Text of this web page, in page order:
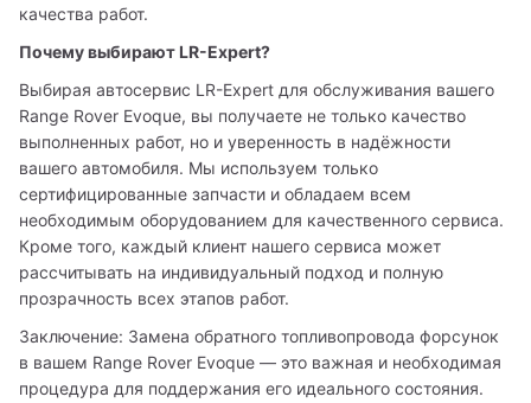
качества работ.
Почему выбирают LR-Expert?
Выбирая автосервис LR-Expert для обслуживания вашего
Range Rover Evoque, вы получаете не только качество
выполненных работ, но и уверенность в надёжности
вашего автомобиля. Мы используем только
сертифицированные запчасти и обладаем всем
необходимым оборудованием для качественного сервиса.
Кроме того, каждый клиент нашего сервиса может
рассчитывать на индивидуальный подход и полную
прозрачность всех этапов работ.
Заключение: Замена обратного топливопровода форсунок
в вашем Range Rover Evoque — это важная и необходимая
процедура для поддержания его идеального состояния.